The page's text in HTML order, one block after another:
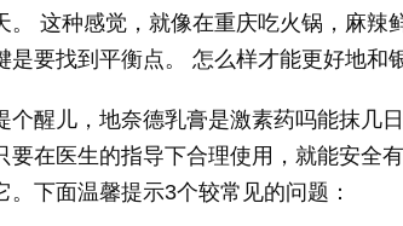
。 这种感觉，就像在重庆吃火锅，麻辣
是要找到平衡点。 怎么样才能更好地和
个醒儿，地奈德乳膏是激素药吗能抹几
要在医生的指导下合理使用，就能安全
。下面温馨提示3个较常见的问题：